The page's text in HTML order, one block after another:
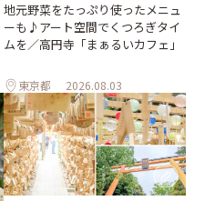
地元野菜をたっぷり使ったメニュ
ーも♪アート空間でくつろぎタイ
ムを／高円寺「まぁるいカフェ」
東京都 2026.08.03